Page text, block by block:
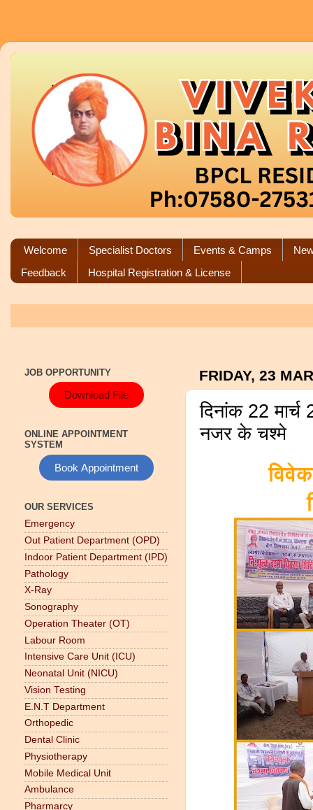
Welcome Specialist Doctors Events & Camps
Feedback
Hospital Registration & License
FRIDAY, 23
दिनांक 22
नजर के चश्मे
JOB OPPORTUNITY
Download File
ONLINE APPOINTMENT
SYSTEM
Book Appointment
OUR SERVICES
Emergency
Out Patient Department (OPD)
Indoor Patient Department (IPD)
Pathology
X-Ray
Sonography
Operation Theater (OT)
Labour Room
Intensive Care Unit (ICU)
Neonatal Unit (NICU)
Vision Testing
E.N.T Department
Orthopedic
Dental Clinic
Physiotherapy
Mobile Medical Unit
Ambulance
Pharmarcy